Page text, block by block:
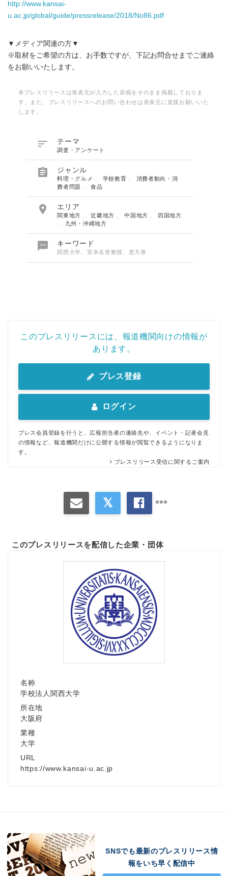
http://www.kansai-
u.ac.jp/global/guide/pressrelease/2018/No86.pdf
▼メディア関連の方▼
※取材をご希望の方は、お手数ですが、下記お問合せまでご連絡
をお願いいたします。
本プレスリリースは発表元が入力した原稿をそのまま掲載しておりま
す。また、プレスリリースへのお問い合わせは発表元に直接お願いいた
します。
 テーマ
調査・アンケート
 ジャンル
料理・グルメ 学校教育
消費者動向・消
費者問題
、食品
 エリア
関東地方 、近畿地方 、中国地方
四国地方
九州・沖縄地方
 キーワード
関西大学、宮本名誉教授、恵方巻
このプレスリリースには、報道機関向けの情報が
あります。
プレス登録
ログイン
プレス会員登録を行うと、広報担当者の連絡先や、イベント・記者会見
の情報など、報道機関だけに公開する情報が閲覧できるようになりま
す。
プレスリリース受信に関するご案内
このプレスリリースを配信した企業・団体
名称
学校法人関西大学
所在地
大阪府
業種
大学
URL
https://www.kansai-u.ac.jp
SNSでも最新のプレスリリース情
報をいち早く配信中